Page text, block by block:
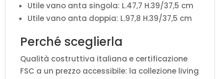
Utile vano anta singola: L.47,7 H.39/37,5 cm
Utile vano anta doppia: L.97,8 H.39/37,5 cm
Perché sceglierla
Qualità costruttiva italiana e certificazione
FSC a un prezzo accessibile: la collezione living